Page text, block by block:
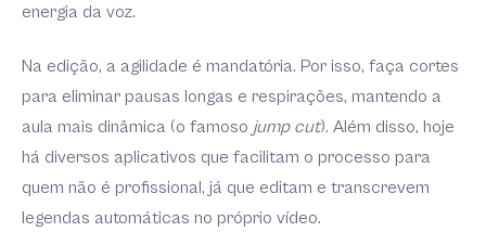
energia da voz.
Na edição, a agilidade é mandatória. Por isso, faça cortes
para eliminar pausas longas e respirações, mantendo a
aula mais dinâmica (o famoso jump cut). Além disso, hoje
há diversos aplicativos que facilitam o processo para
quem não é profissional, já que editam e transcrevem
legendas automáticas no próprio vídeo.